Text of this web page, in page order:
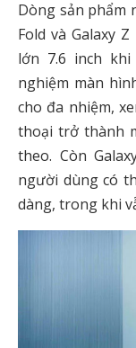
Dòng sản phẩm
Fold và Galaxy
lớn 7.6 inch
nghiệm màn
cho đa nhiệm,
thoại trở thành
theo. Còn
người dùng có
dàng, trong khi